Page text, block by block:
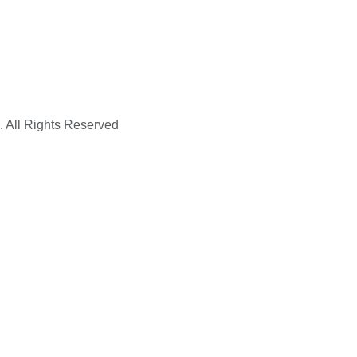
All Rights Reserved